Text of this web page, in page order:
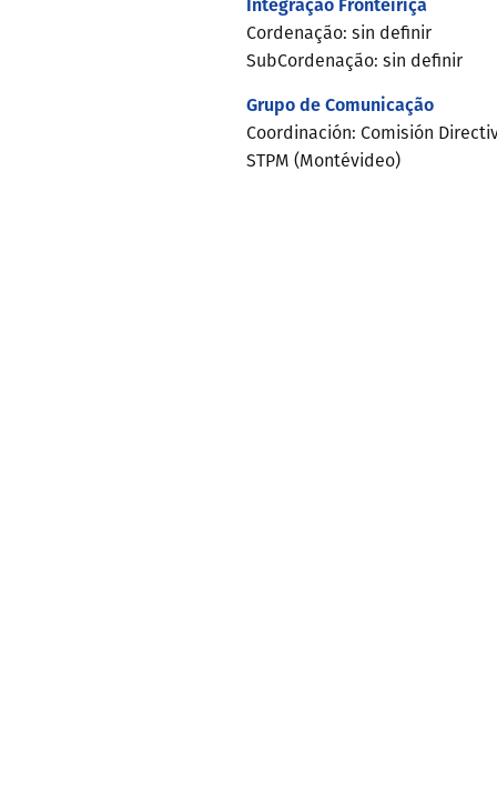
Integração Fronteiriça
Cordenação: sin definir
SubCordenação: sin definir
Grupo de Comunicação
Coordinación: Comisión
STPM (Montévideo)